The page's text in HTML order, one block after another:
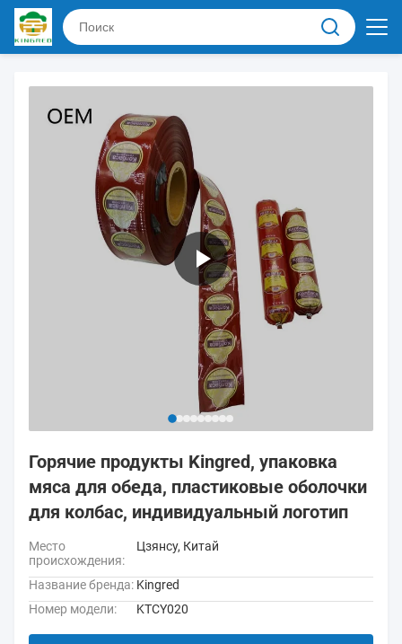
Горячие продукты Kingred, упаковка
мяса для обеда, пластиковые оболочки
для колбас, индивидуальный логотип
Место
происхождения:
Цзянсу, Китай
Название бренда: Kingred
Номер модели:
KTCY020